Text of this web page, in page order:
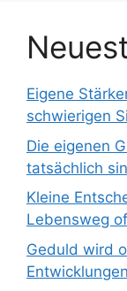
Eigene
schwierigen
Die eigenen
tatsächlich
Kleine
Lebensweg
Geduld wird